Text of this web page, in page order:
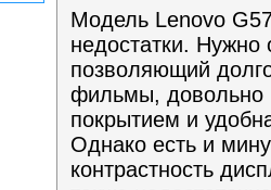
Модель Lenovo
недостатки. Нужно
позволяющий
фильмы, довольно
покрытием и
Однако есть и
контрастность